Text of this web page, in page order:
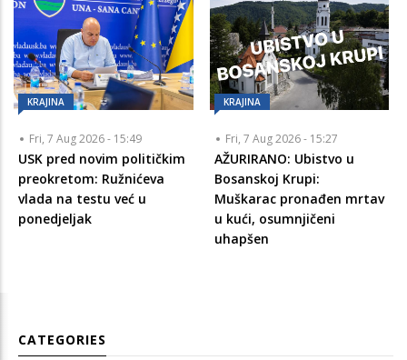
KRAJINA
Fri, 7 Aug 2026 - 15:49
USK pred novim političkim
preokretom: Ružnićeva
vlada na testu već u
ponedjeljak
KRAJINA
Fri, 7 Aug 2026 - 15:27
AŽURIRANO: Ubistvo u
Bosanskoj Krupi:
Muškarac pronađen mrtav
u kući, osumnjičeni
uhapšen
CATEGORIES